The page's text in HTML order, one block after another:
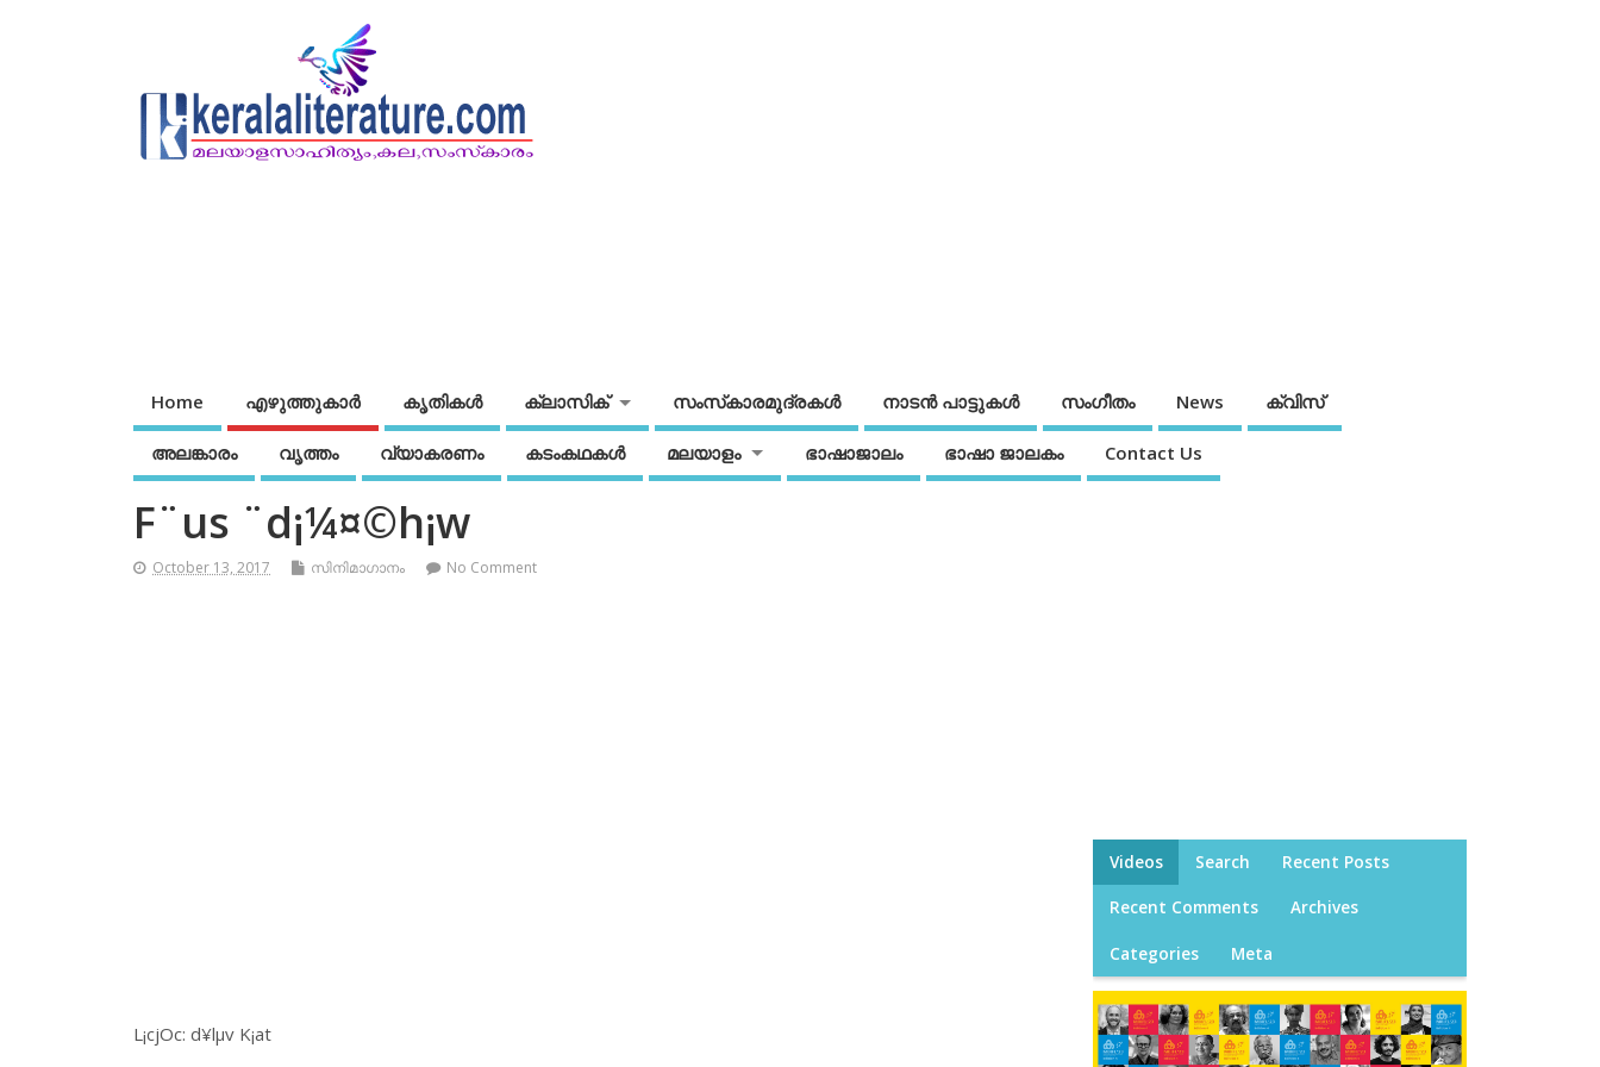
Home എഴുത്തുകാര്‍ കൃതികൾ ക്ലാസിക് സംസ്‌കാരമുദ്രകള്‍ നാടന്‍ പാട്ടുകള്‍ സംഗീതം News ക്വിസ്
അലങ്കാരം വൃത്തം വ്യാകരണം കടംകഥകള്‍ മലയാളം ഭാഷാജാലം ഭാഷാ ജാലകം Contact Us
F¨us ¨d¡¼¤©h¡w
October 13, 2017 സിനിമാഗാനം No Comment
L¡cjOc: d¥lµv K¡at
Videos Search Recent Posts
Recent Comments Archives
Categories Meta